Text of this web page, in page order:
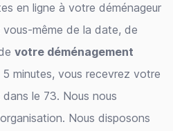
en ligne à votre déménageur
même de la date, de
votre déménagement
5 minutes, vous recevrez votre
le 73. Nous nous
Nous disposons